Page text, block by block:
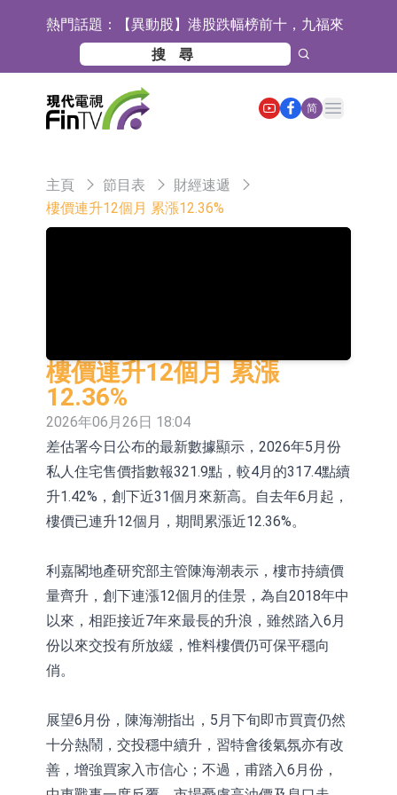
熱門話題： 【異動股】港股跌幅榜前十，九福來
(08611.HK)跌21.43%，天瑞汽車内飾
(06162.HK)跌18.44%
【異動股】港股漲幅榜前十，佳明集
團控股(01271.HK)漲+78.22%，拿森
科技(02261.HK)漲+64.11%
斯迪克：公司為國內摺疊屏核心功能
材料供應商
恒瑞醫藥：公司已在中國獲批上市26
目標客戶的測試認證
上期所：7月份對11個實際控制關系
CPU與GPU構建
博騰股份(300363.CN)漲20.02%
日韓股市收盤雙雙下跌
依米康：海外交付以東南亞、中東市
場為主 並已取得歐美相關認證
上交所：財通多策略福鑫定期開放靈
活配置混合型發起式證券投資基金臨
時停牌
上交所：景順長城全球半導體芯片產
業股票型證券投資基金臨時停牌
【異動股】港股跌幅榜前十，卡森國
(08611.HK)跌21.01%
技(02261.HK)漲+75.05%，辰興發展
(02286.HK)漲+64.91%
神火股份：新疆神火鋁水轉化率已
100%
【異動股】焦炭Ⅲ板塊下挫，陝西黑
简
Open main menu
主頁 節目表
財經速遞
樓價連升12個月 累漲12.36%
樓價連升12個月 累漲
12.36%
2026年06月26日 18:04
差估署今日公布的最新數據顯示，2026年5月份
私人住宅售價指數報321.9點，較4月的317.4點續
升1.42%，創下近31個月來新高。自去年6月起，
樓價已連升12個月，期間累漲近12.36%。
利嘉閣地產研究部主管陳海潮表示，樓市持續價
量齊升，創下連漲12個月的佳景，為自2018年中
以來，相距接近7年來最長的升浪，雖然踏入6月
份以來交投有所放緩，惟料樓價仍可保平穩向
俏。
展望6月份，陳海潮指出，5月下旬即市買賣仍然
十分熱鬧，交投穩中續升，習特會後氣氛亦有改
善，增強買家入市信心；不過，甫踏入6月份，